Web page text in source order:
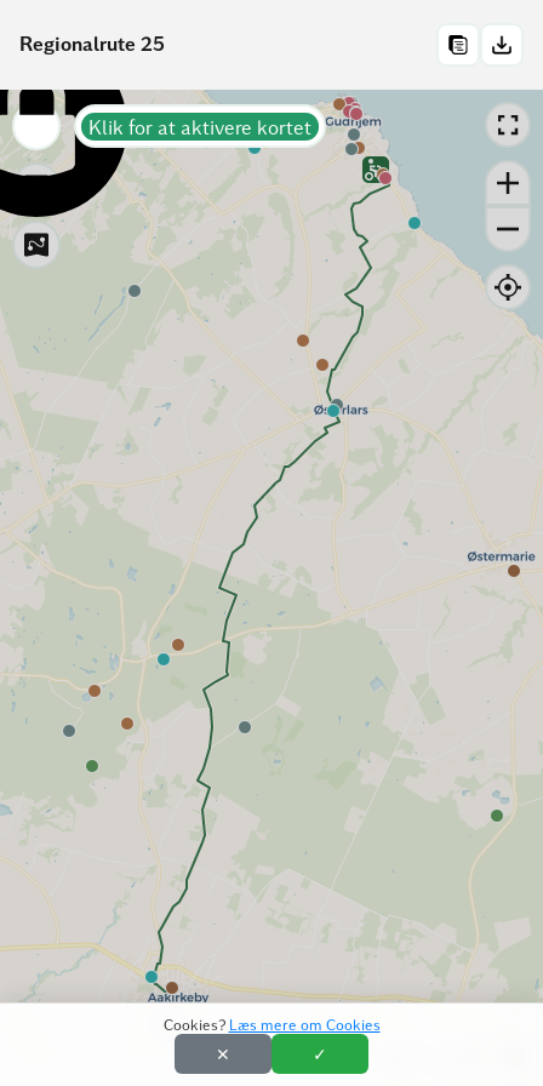
Regionalrute 25
Klik for at aktivere kortet
Cookies? Læs mere om Cookies
✕ ✓